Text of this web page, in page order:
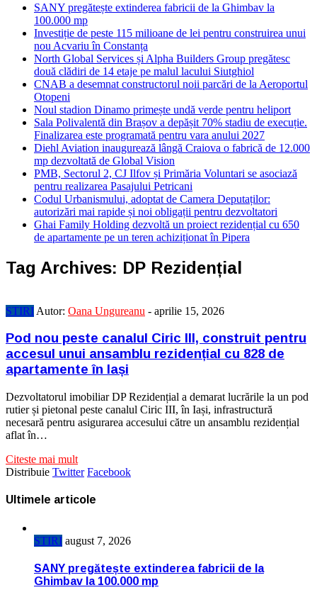
SANY pregătește extinderea fabricii de la Ghimbav la
100.000 mp
Investiție de peste 115 milioane de lei pentru construirea unui
nou Acvariu în Constanța
North Global Services și Alpha Builders Group pregătesc
două clădiri de 14 etaje pe malul lacului Siutghiol
CNAB a desemnat constructorul noii parcări de la Aeroportul
Otopeni
Noul stadion Dinamo primește undă verde pentru heliport
Sala Polivalentă din Brașov a depășit 70% stadiu de execuție.
Finalizarea este programată pentru vara anului 2027
Diehl Aviation inaugurează lângă Craiova o fabrică de 12.000
mp dezvoltată de Global Vision
PMB, Sectorul 2, CJ Ilfov și Primăria Voluntari se asociază
pentru realizarea Pasajului Petricani
Codul Urbanismului, adoptat de Camera Deputaților:
autorizări mai rapide și noi obligații pentru dezvoltatori
Ghai Family Holding dezvoltă un proiect rezidențial cu 650
de apartamente pe un teren achiziționat în Pipera
Tag Archives: DP Rezidențial
STIRI Autor: Oana Ungureanu - aprilie 15, 2026
Pod nou peste canalul Ciric III, construit pentru
accesul unui ansamblu rezidențial cu 828 de
apartamente în Iași
Dezvoltatorul imobiliar DP Rezidențial a demarat lucrările la un pod
rutier și pietonal peste canalul Ciric III, în Iași, infrastructură
necesară pentru asigurarea accesului către un ansamblu rezidențial
aflat în…
Citeste mai mult
Distribuie Twitter Facebook
Ultimele articole
STIRI august 7, 2026
SANY pregătește extinderea fabricii de la
Ghimbav la 100.000 mp